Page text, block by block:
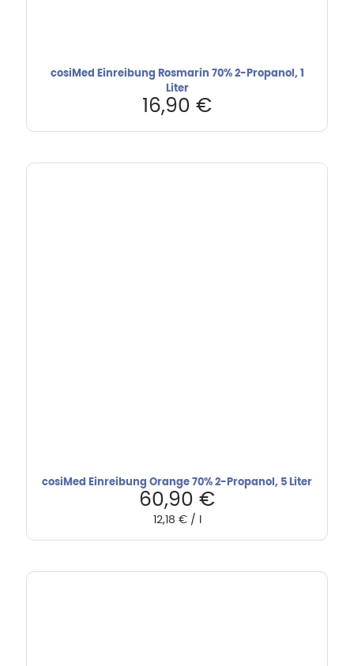
cosiMed Einreibung Rosmarin 70% 2-Propanol, 1
Liter
16,90 €
cosiMed Einreibung Orange 70% 2-Propanol, 5 Liter
60,90 €
12,18 €/